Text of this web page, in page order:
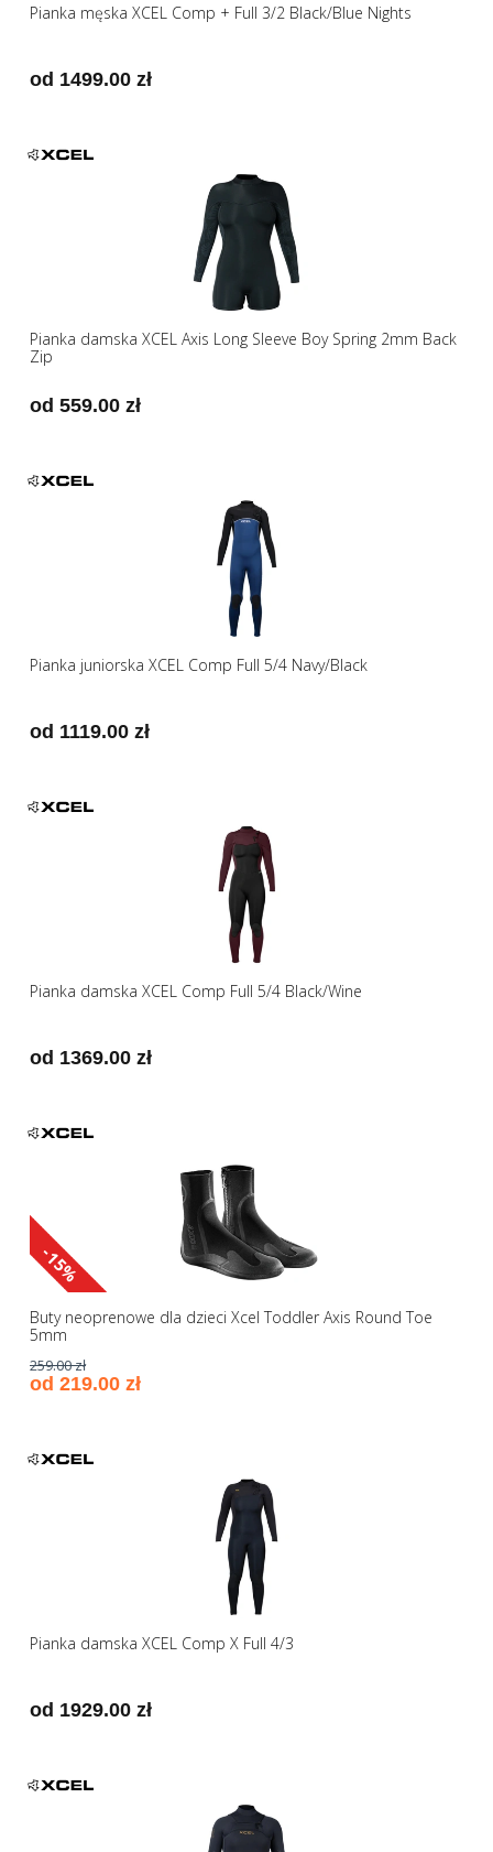
Pianka męska XCEL Comp + Full 3/2 Black/Blue Nights
od 1499.00 zł
Pianka damska XCEL Axis Long Sleeve Boy Spring 2mm Back
Zip
od 559.00 zł
Pianka juniorska XCEL Comp Full 5/4 Navy/Black
od 1119.00 zł
Pianka damska XCEL Comp Full 5/4 Black/Wine
od 1369.00 zł
-15%
Buty neoprenowe dla dzieci Xcel Toddler Axis Round Toe
5mm
259.00 zł
od 219.00 zł
Pianka damska XCEL Comp X Full 4/3
od 1929.00 zł